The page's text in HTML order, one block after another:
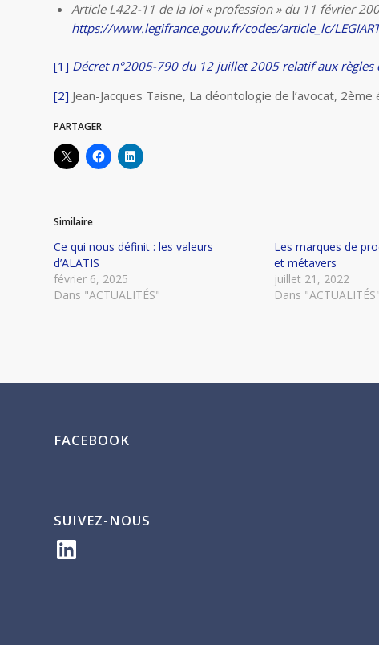
Article L422-11 de la loi « profession » du 11 février
https://www.legifrance.gouv.fr/codes/article_lc/
[1] Décret n°2005-790 du 12 juillet 2005 relatif aux règles
[2] Jean-Jacques Taisne, La déontologie de l’avocat,
PARTAGER
Similaire
Ce qui nous définit : les valeurs
d’ALATIS
février 6, 2025
Dans "ACTUALITÉS"
Les marques de
et métavers
juillet 21, 2022
Dans "ACTUALITÉS"
FACEBOOK
SUIVEZ-NOUS
LinkedIn